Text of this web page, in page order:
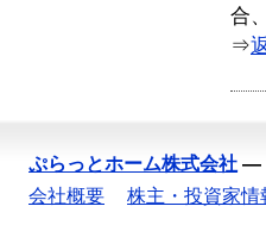
合
⇒
ぷらっとホーム株式会社 —
会社概要
株主・投資家情